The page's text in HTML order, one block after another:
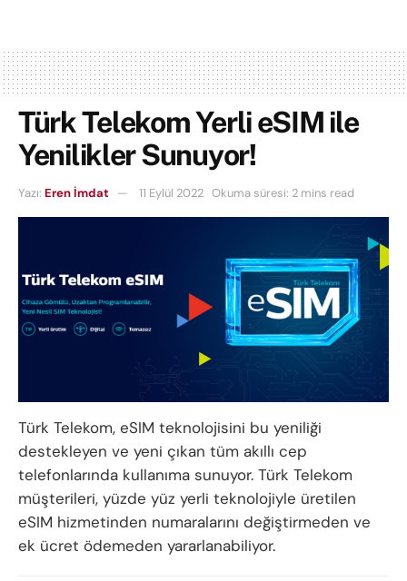
Türk Telekom Yerli eSIM ile
Yenilikler Sunuyor!
Yazı: Eren İmdat 11 Eylül 2022 Okuma süresi: 2 mins read
Türk Telekom, eSIM teknolojisini bu yeniliği
destekleyen ve yeni çıkan tüm akıllı cep
telefonlarında kullanıma sunuyor. Türk Telekom
müşterileri, yüzde yüz yerli teknolojiyle üretilen
eSIM hizmetinden numaralarını değiştirmeden ve
ek ücret ödemeden yararlanabiliyor.